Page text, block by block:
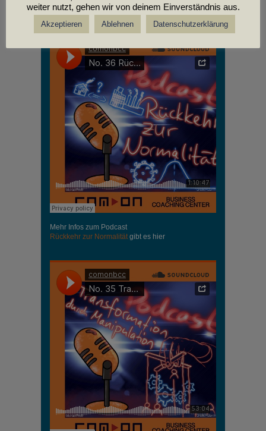
PODCASTS
Mehr Infos zum Podcast
Rückkehr zur Normalitätgibt es hier
weiter nutzt, gehen wir von deinem Einverständnis aus.
Akzeptieren Ablehnen Datenschutzerklärung